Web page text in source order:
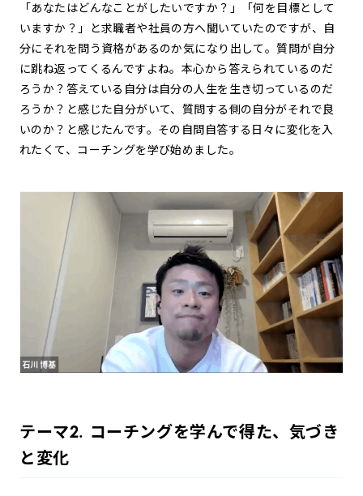
「あなたはどんなことがしたいですか？」「何を目標として
いますか？」と求職者や社員の方へ聞いていたのですが、自
分にそれを問う資格があるのか気になり出して。質問が自分
に跳ね返ってくるんですよね。本心から答えられているのだ
ろうか？答えている自分は自分の人生を生き切っているのだ
ろうか？と感じた自分がいて、質問する側の自分がそれで良
いのか？と感じたんです。その自問自答する日々に変化を入
れたくて、コーチングを学び始めました。
テーマ2. コーチングを学んで得た、気づき
と変化